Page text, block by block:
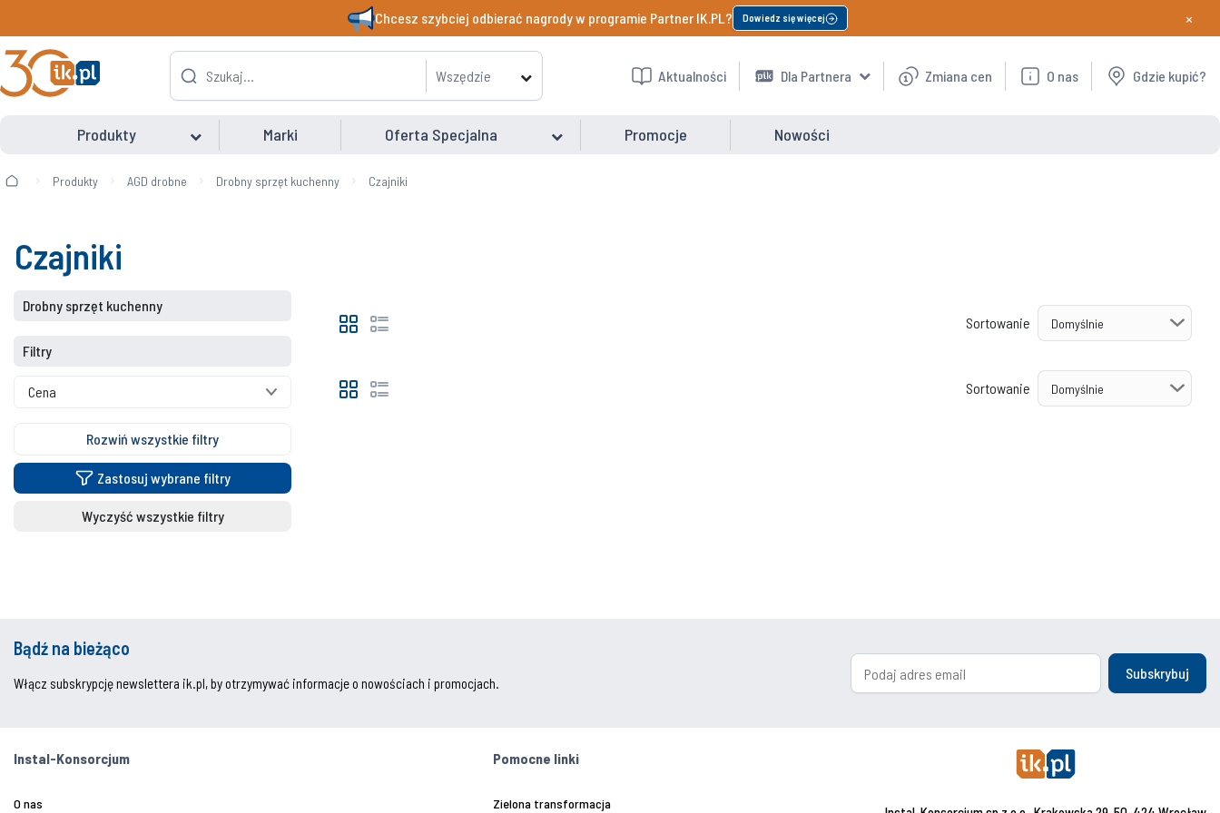
Chcesz szybciej odbierać nagrody w programie Partner IK.PL? Dowiedz się więcej ×
Wszędzie Aktualności Dla Partnera Zmiana cen O nas Gdzie kupić?
Produkty Marki Oferta Specjalna Promocje Nowości
Produkty AGD drobne Drobny sprzęt kuchenny Czajniki
Czajniki
Drobny sprzęt kuchenny
Filtry
Cena
Rozwiń wszystkie filtry
Zastosuj wybrane filtry
Wyczyść wszystkie filtry
Sortowanie
Sortowanie
Bądź na bieżąco
Włącz subskrypcję newslettera ik.pl, by otrzymywać informacje o nowościach i promocjach.
Subskrybuj
Instal-Konsorcjum
O nas
Pomocne linki
Zielona transformacja